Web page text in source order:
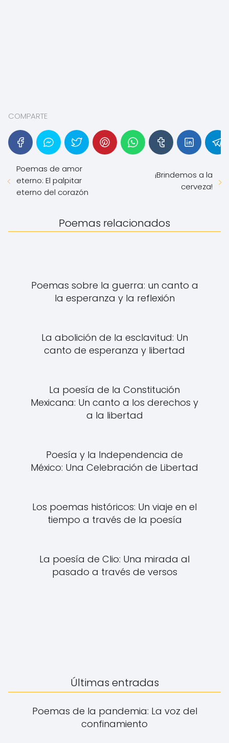
COMPARTE
Poemas de amor
eterno: El palpitar
eterno del corazón
¡Brindemos a la
cerveza!
Poemas relacionados
Poemas sobre la guerra: un canto a
la esperanza y la reflexión
La abolición de la esclavitud: Un
canto de esperanza y libertad
La poesía de la Constitución
Mexicana: Un canto a los derechos y
a la libertad
Poesía y la Independencia de
México: Una Celebración de Libertad
Los poemas históricos: Un viaje en el
tiempo a través de la poesía
La poesía de Clio: Una mirada al
pasado a través de versos
Últimas entradas
Poemas de la pandemia: La voz del
confinamiento